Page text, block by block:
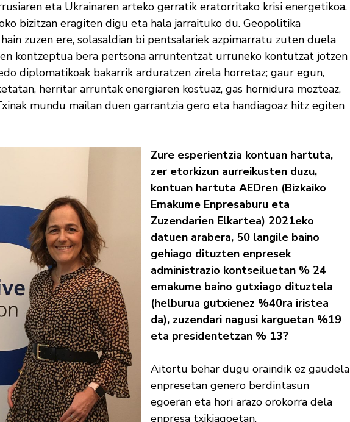
eta Ukrainaren arteko gerratik eratorritako krisi energetikoa.
bizitzan eragiten digu eta hala jarraituko du. Geopolitika
zuzen ere, solasaldian bi pentsalariek azpimarratu zuten duela
kontzeptua bera pertsona arruntentzat urruneko kontutzat jotzen
diplomatikoak bakarrik arduratzen zirela horretaz; gaur egun,
herritar arruntak energiaren kostuaz, gas hornidura mozteaz,
mundu mailan duen garrantzia gero eta handiagoaz hitz egiten
Zure esperientzia kontuan hartuta,
zer etorkizun aurreikusten duzu,
kontuan hartuta AEDren (Bizkaiko
Emakume Enpresaburu eta
Zuzendarien Elkartea) 2021eko
datuen arabera, 50 langile baino
gehiago dituzten enpresek
administrazio kontseiluetan % 24
emakume baino gutxiago dituztela
(helburua gutxienez %40ra iristea
da), zuzendari nagusi karguetan %19
eta presidentetzan % 13?
Aitortu behar dugu oraindik ez gaudela
enpresetan genero berdintasun
egoeran eta hori arazo orokorra dela
enpresa txikiagoetan.